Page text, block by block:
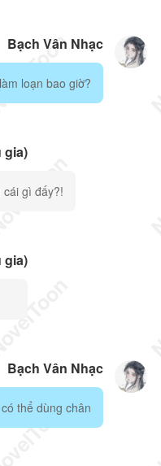
Bạch Vân Nhạc
loạn bao giờ?
gia)
gì đấy?!
gia)
Bạch Vân Nhạc
thể dùng chân